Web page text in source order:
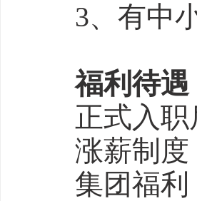
3、有中
福利待遇
正式入职
涨薪制
集团福